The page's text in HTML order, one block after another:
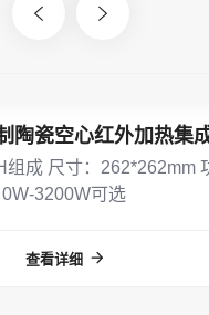
陶瓷空心红外加热集
功率：60
0W-3200W可选
查看详细
0
1
2